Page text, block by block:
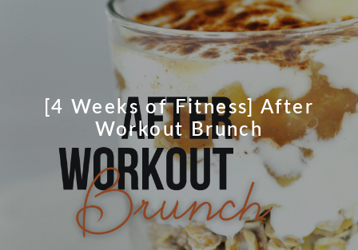
[4 Weeks of Fitness] After
Workout Brunch